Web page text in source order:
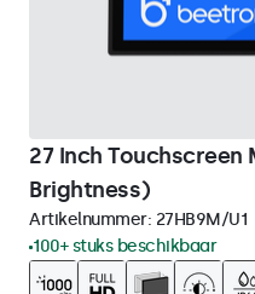
27 Inch Touchscreen
Brightness)
Artikelnummer: 27HB9M/U1
100+ stuks beschikbaar